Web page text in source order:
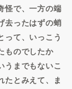
怪で、一方の端
去ったはずの蛸
って、いっこう
ものでしたか
うまでもないこ
たとみえて、ま